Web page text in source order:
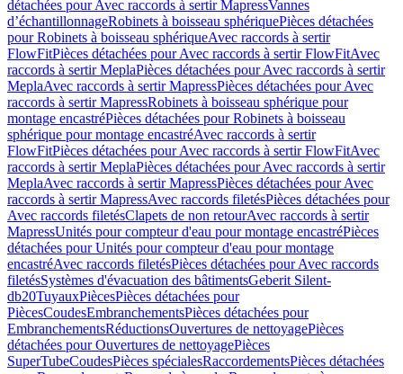
détachées pour Avec raccords à sertir MapressVannes
d’échantillonnageRobinets à boisseau sphériquePièces détachées
pour Robinets à boisseau sphériqueAvec raccords à sertir
FlowFitPièces détachées pour Avec raccords à sertir FlowFitAvec
raccords à sertir MeplaPièces détachées pour Avec raccords à sertir
MeplaAvec raccords à sertir MapressPièces détachées pour Avec
raccords à sertir MapressRobinets à boisseau sphérique pour
montage encastréPièces détachées pour Robinets à boisseau
sphérique pour montage encastréAvec raccords à sertir
FlowFitPièces détachées pour Avec raccords à sertir FlowFitAvec
raccords à sertir MeplaPièces détachées pour Avec raccords à sertir
MeplaAvec raccords à sertir MapressPièces détachées pour Avec
raccords à sertir MapressAvec raccords filetésPièces détachées pour
Avec raccords filetésClapets de non retourAvec raccords à sertir
MapressUnités pour compteur d'eau pour montage encastréPièces
détachées pour Unités pour compteur d'eau pour montage
encastréAvec raccords filetésPièces détachées pour Avec raccords
filetésSystèmes d'évacuation des bâtimentsGeberit Silent-
db20TuyauxPiècesPièces détachées pour
PiècesCoudesEmbranchementsPièces détachées pour
EmbranchementsRéductionsOuvertures de nettoyagePièces
détachées pour Ouvertures de nettoyagePièces
SuperTubeCoudesPièces spécialesRaccordementsPièces détachées